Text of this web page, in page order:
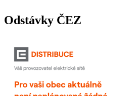
Odstávky ČEZ